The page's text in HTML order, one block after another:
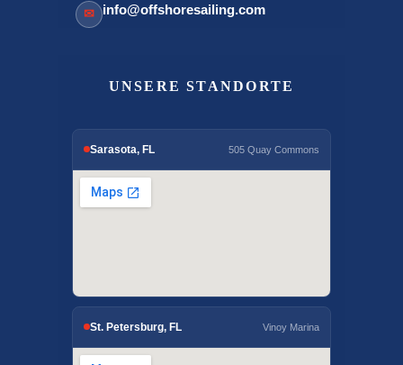
✉ info@offshoresailing.com
UNSERE STANDORTE
Sarasota, FL 505 Quay Commons
St. Petersburg, FL Vinoy Marina